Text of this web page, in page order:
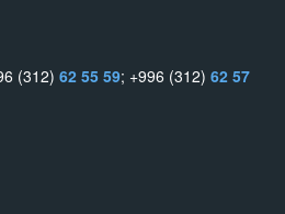
(312) 62 55 59; +996 (312) 62 57